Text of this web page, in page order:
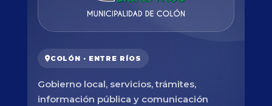
COLÓN · ENTRE RÍOS
Gobierno local, servicios, trámites,
información pública y comunicación